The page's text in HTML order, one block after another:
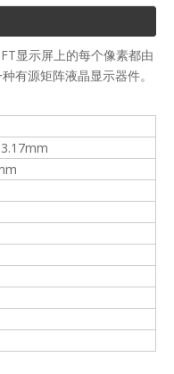
显示屏上的每个像素都由
有源矩阵液晶显示器件。